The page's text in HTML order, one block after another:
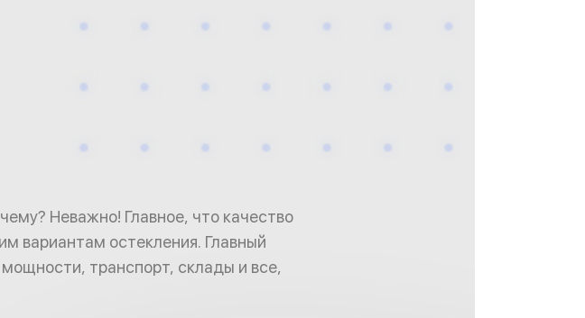
Неважно! Главное, что качество
вариантам остекления. Главный
транспорт, склады и все,